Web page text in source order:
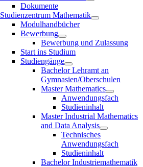
Dokumente
Studienzentrum Mathematik
Modulhandbücher
Bewerbung
Bewerbung und Zulassung
Start ins Studium
Studiengänge
Bachelor Lehramt an
Gymnasien/Oberschulen
Master Mathematics
Anwendungsfach
Studieninhalt
Master Industrial Mathematics
and Data Analysis
Technisches
Anwendungsfach
Studieninhalt
Bachelor Industriemathematik